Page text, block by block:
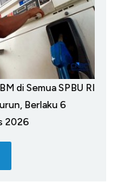
di Semua SPBU RI
Berlaku 6
2026